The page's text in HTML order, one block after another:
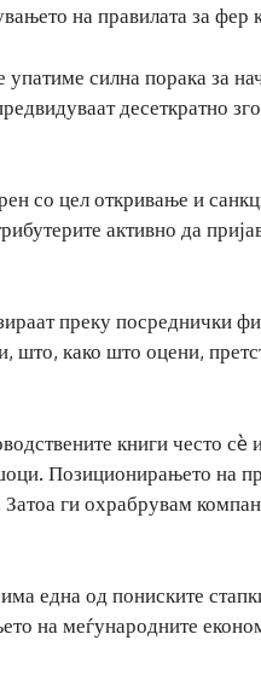
на правилата за фер
силна порака за
десеткратно
со цел откривање и
активно да
преку посреднички
што, како што оцени,
книги често сè
Позиционирањето на
ги охрабрувам
една од пониските
на меѓународните